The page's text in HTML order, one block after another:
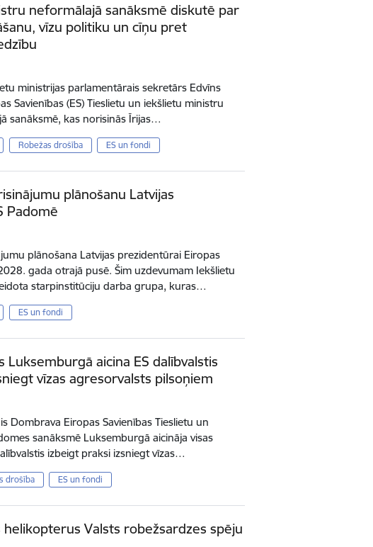
neformālajā sanāksmē diskutē par
vīzu politiku un cīņu pret
ministrijas parlamentārais sekretārs Edvīns
Savienības (ES) Tieslietu un iekšlietu ministru
sanāksmē, kas norisinās Īrijas…
Robežas drošība ES un fondi
plānošanu Latvijas
Padomē
plānošana Latvijas prezidentūrai Eiropas
gada otrajā pusē. Šim uzdevumam Iekšlietu
starpinstitūciju darba grupa, kuras…
ES un fondi
Luksemburgā aicina ES dalībvalstis
vīzas agresorvalsts pilsoņiem
Dombrava Eiropas Savienības Tieslietu un
sanāksmē Luksemburgā aicināja visas
izbeigt praksi izsniegt vīzas…
drošība ES un fondi
helikopterus Valsts robežsardzes spēju